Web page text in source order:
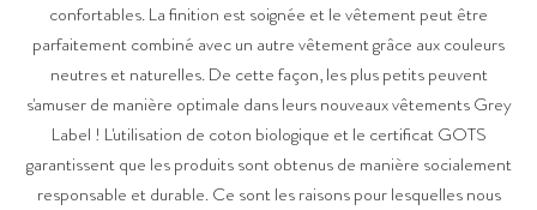
confortables. La finition est soignée et le vêtement peut être
parfaitement combiné avec un autre vêtement grâce aux couleurs
neutres et naturelles. De cette façon, les plus petits peuvent
s'amuser de manière optimale dans leurs nouveaux vêtements Grey
Label ! L'utilisation de coton biologique et le certificat GOTS
garantissent que les produits sont obtenus de manière socialement
responsable et durable. Ce sont les raisons pour lesquelles nous